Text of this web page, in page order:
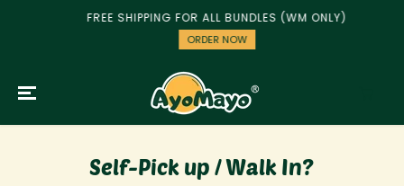
FREE SHIPPING FOR ALL BUNDLES (WM ONLY)
ORDER NOW
Self-Pick up / Walk In?